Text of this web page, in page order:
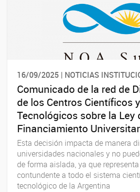
16/09/2025 | NOTICIAS
Comunicado de la red de
de los Centros Científicos y
Tecnológicos sobre la Ley
Financiamiento
Esta decisión impacta de manera
universidades nacionales y no
de forma aislada, ya que
contundente a todo el sistema
tecnológico de la Argentina